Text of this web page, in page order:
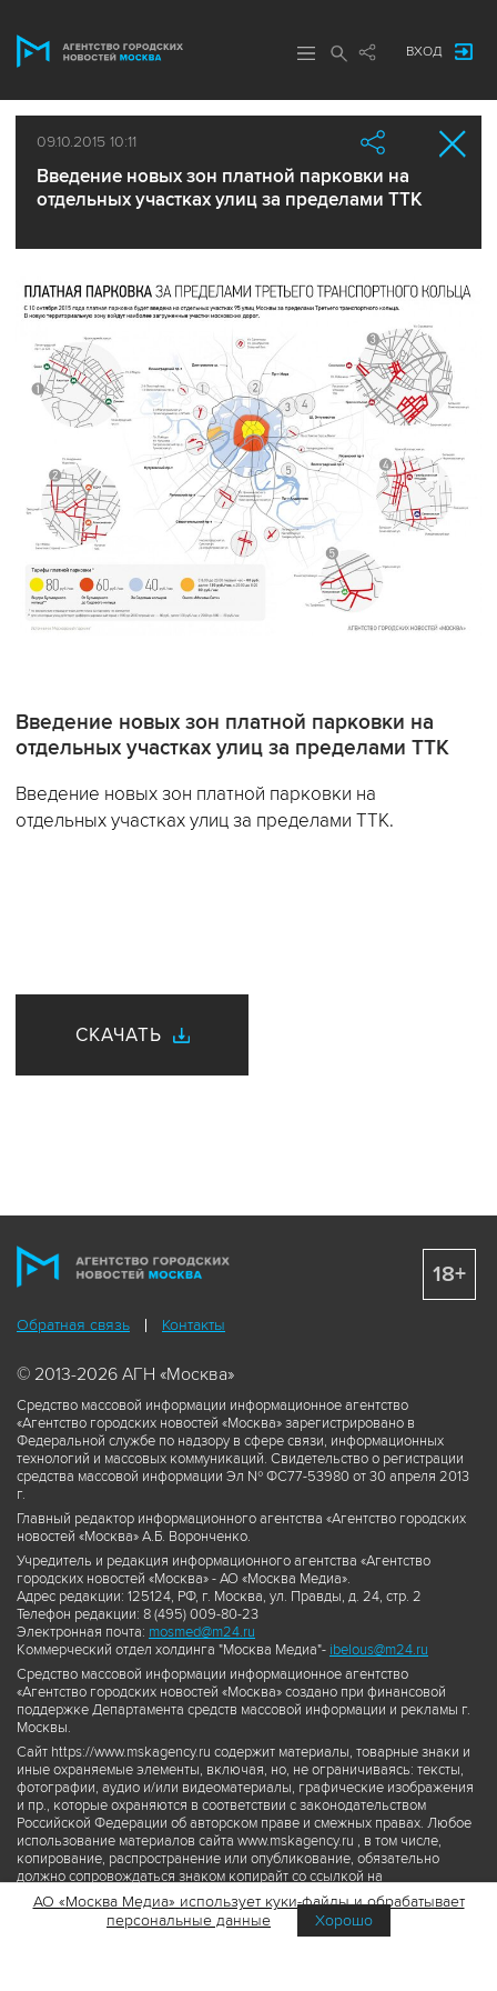
ВХОД
09.10.2015 10:11
Введение новых зон платной парковки на
отдельных участках улиц за пределами ТТК
Введение новых зон платной парковки на
отдельных участках улиц за пределами ТТК
Введение новых зон платной парковки на
отдельных участках улиц за пределами ТТК.
СКАЧАТЬ
Обратная связь Контакты
© 2013-2026 АГН «Москва»
Средство массовой информации информационное агентство
«Агентство городских новостей «Москва» зарегистрировано в
Федеральной службе по надзору в сфере связи, информационных
технологий и массовых коммуникаций. Свидетельство о регистрации
средства массовой информации Эл № ФС77-53980 от 30 апреля 2013
г.
Главный редактор информационного агентства «Агентство городских
новостей «Москва» А.Б. Воронченко.
Учредитель и редакция информационного агентства «Агентство
городских новостей «Москва» - АО «Москва Медиа».
Адрес редакции: 125124, РФ, г. Москва, ул. Правды, д. 24, стр. 2
Телефон редакции: 8 (495) 009-80-23
Электронная почта: mosmed@m24.ru
Коммерческий отдел холдинга "Москва Медиа"- ibelous@m24.ru
Средство массовой информации информационное агентство
«Агентство городских новостей «Москва» создано при финансовой
поддержке Департамента средств массовой информации и рекламы г.
Москвы.
Сайт https://www.mskagency.ru содержит материалы, товарные знаки и
иные охраняемые элементы, включая, но, не ограничиваясь: тексты,
фотографии, аудио и/или видеоматериалы, графические изображения
и пр., которые охраняются в соответствии с законодательством
Российской Федерации об авторском праве и смежных правах. Любое
использование материалов сайта www.mskagency.ru , в том числе,
копирование, распространение или опубликование, обязательно
должно сопровождаться знаком копирайт со ссылкой на
правообладателя © АО «Москва Медиа», а также гиперссылкой на сайт
www.mskagency.ru как на первоисточник информации. Переработка
материалов сайта www.mskagency.ru не допускается.
18+
АО «Москва Медиа» использует куки-файлы и обрабатывает
персональные данные
Хорошо